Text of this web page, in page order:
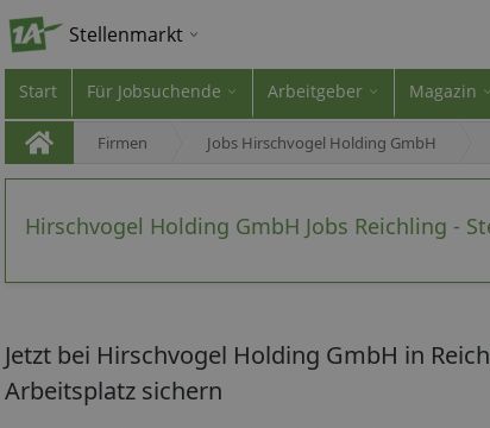
Stellenmarkt
Start Für Jobsuchende Arbeitgeber Magazin
Firmen Jobs Hirschvogel Holding GmbH
Hirschvogel Holding GmbH Jobs Reichling -
Jetzt bei Hirschvogel Holding GmbH in
Arbeitsplatz sichern